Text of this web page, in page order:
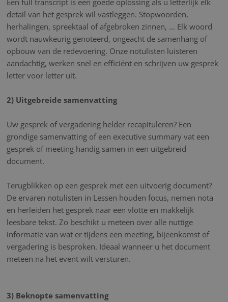
detail van het gesprek wil vastleggen. Stopwoorden,
herhalingen, spreektaal of afgebroken zinnen, … Elk woord
wordt nauwkeurig genoteerd, ongeacht de samenhang of
opbouw van de redevoering. Onze notulisten luisteren
aandachtig, werken snel en efficiënt en schrijven uw gesprek
letter voor letter uit.
2) Uitgebreide samenvatting
Uw gesprek of vergadering helder recapituleren? Een
grondige samenvatting of een executive summary vat een
gesprek of meeting handig samen in een uitgebreid
document.
Terugblikken op een gesprek met een uitvoerig document?
De ervaren notulisten in Lessen houden focus, nemen nota
en herleiden het gesprek naar een vlotte en makkelijk
leesbare tekst. Zo beschikt u meteen over alle nuttige
informatie van wat er tijdens een meeting, bijeenkomst of
vergadering is besproken. Ideaal wanneer u het document
meteen na het event wilt versturen.
3) Beknopte samenvatting